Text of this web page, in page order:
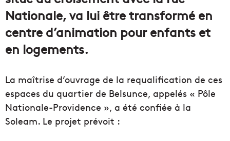
Nationale, va lui être transformé en
centre d’animation pour enfants et
en logements.
La maîtrise d’ouvrage de la requalification de ces
espaces du quartier de Belsunce, appelés « Pôle
Nationale-Providence », a été confiée à la
Soleam. Le projet prévoit :